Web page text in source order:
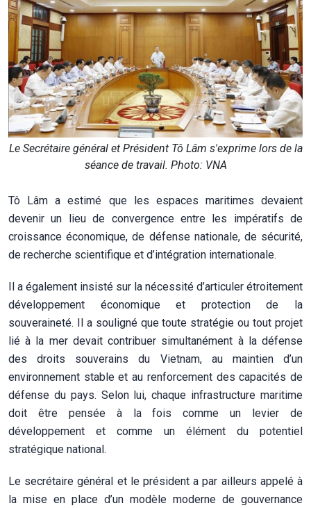
Le Secrétaire général et Président Tô Lâm s'exprime lors de la
séance de travail. Photo: VNA
Tô Lâm a estimé que les espaces maritimes devaient
devenir un lieu de convergence entre les impératifs de
croissance économique, de défense nationale, de sécurité,
de recherche scientifique et d’intégration internationale.
Il a également insisté sur la nécessité d’articuler étroitement
développement économique et protection de la
souveraineté. Il a souligné que toute stratégie ou tout projet
lié à la mer devait contribuer simultanément à la défense
des droits souverains du Vietnam, au maintien d’un
environnement stable et au renforcement des capacités de
défense du pays. Selon lui, chaque infrastructure maritime
doit être pensée à la fois comme un levier de
développement et comme un élément du potentiel
stratégique national.
Le secrétaire général et le président a par ailleurs appelé à
la mise en place d’un modèle moderne de gouvernance